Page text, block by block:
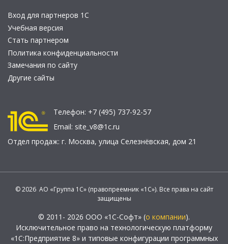
Вход для партнеров 1С
Учебная версия
Стать партнером
Политика конфиденциальности
Замечания по сайту
Другие сайты
Телефон: +7 (495) 737-92-57
Email: site_v8@1c.ru
Отдел продаж: г. Москва, улица Селезнёвская, дом 21
© 2026 АО «Группа 1С» (правопреемник «1С»). Все права на сайт
защищены
© 2011- 2026 ООО «1С-Софт» (о компании).
Исключительное право на технологическую платформу
«1С:Предприятие 8» и типовые конфигурации программных